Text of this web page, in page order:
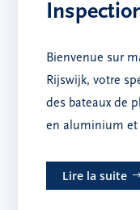
Bienvenue sur
Rijswijk, votre
des bateaux de
en aluminium et
Lire la suite